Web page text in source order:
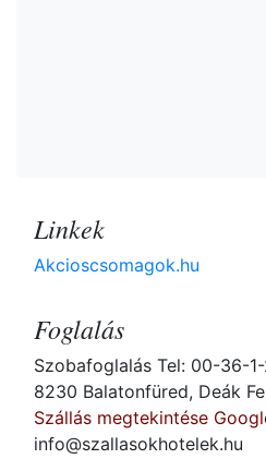
Linkek
Akcioscsomagok.hu
Foglalás
Szobafoglalás Tel: 00-36-
8230 Balatonfüred, Deák
Szállás megtekintése
info@szallasokhotelek.hu